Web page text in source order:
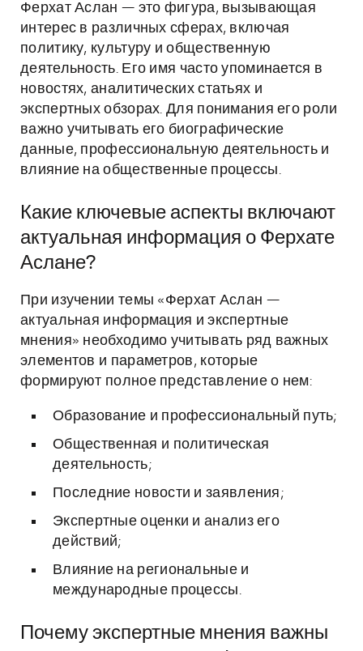
Ферхат Аслан — это фигура, вызывающая
интерес в различных сферах, включая
политику, культуру и общественную
деятельность. Его имя часто упоминается в
новостях, аналитических статьях и
экспертных обзорах. Для понимания его роли
важно учитывать его биографические
данные, профессиональную деятельность и
влияние на общественные процессы.
Какие ключевые аспекты включают
актуальная информация о Ферхате
Аслане?
При изучении темы «Ферхат Аслан —
актуальная информация и экспертные
мнения» необходимо учитывать ряд важных
элементов и параметров, которые
формируют полное представление о нем:
Образование и профессиональный путь;
Общественная и политическая
деятельность;
Последние новости и заявления;
Экспертные оценки и анализ его
действий;
Влияние на региональные и
международные процессы.
Почему экспертные мнения важны